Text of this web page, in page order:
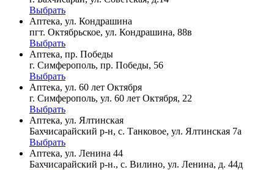
Выбрать
Аптека, ул. Кондрашина
пгт. Октябрьское, ул. Кондрашина, 88в
Выбрать
Аптека, пр. Победы
г. Симферополь, пр. Победы, 56
Выбрать
Аптека, ул. 60 лет Октября
г. Симферополь, ул. 60 лет Октября, 22
Выбрать
Аптека, ул. Ялтинская
Бахчисарайский р-н, с. Танковое, ул. Ялтинская 7а
Выбрать
Аптека, ул. Ленина 44
Бахчисарайский р-н., с. Вилино, ул. Ленина, д. 44д